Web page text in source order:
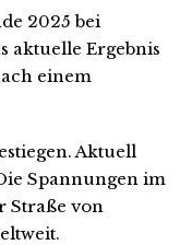
2025 bei
aktuelle Ergebnis
einem
Aktuell
Spannungen im
Straße von